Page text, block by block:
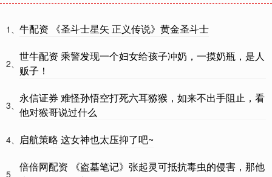
1、 牛配资 《圣斗士星矢 正义传说》黄金圣斗士
2、
世牛配资 乘警发现一个妇女给孩子冲奶，一摸奶瓶，是人
贩子！
3、
永信证券 难怪孙悟空打死六耳猕猴，如来不出手阻止，看
他对猴哥说过什么
4、 启航策略 这女神也太压抑了吧~
5、
倍倍网配资 《盗墓笔记》张起灵可抵抗毒虫的侵害，那他